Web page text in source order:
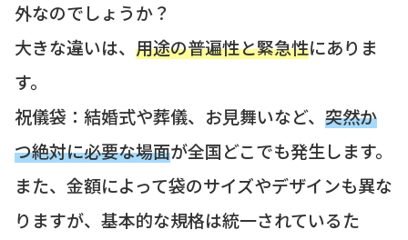
外なのでしょうか？
大きな違いは、 用途の普遍性と緊急性にありま
す。
祝儀袋：結婚式や葬儀、お見舞いなど、 突然か
つ絶対に必要な場面が全国どこでも発生します。
また、金額によって袋のサイズやデザインも異な
りますが、基本的な規格は統一されているた